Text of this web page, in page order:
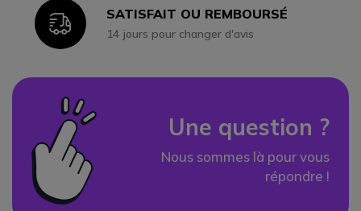
IconSATISFAIT OU REMBOURSÉ
14 jours pour changer d'avis
Une question ?
Nous sommes là pour vous
répondre !